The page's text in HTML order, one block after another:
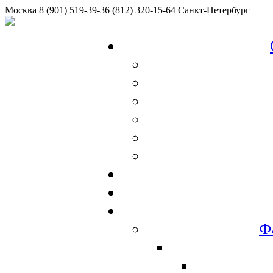
Москва 8 (901) 519-39-36 (812) 320-15-64 Санкт-Петербург